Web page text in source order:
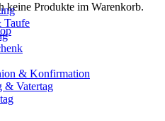
keine Produkte im Warenkorb.
Taufe
& Konfirmation
& Vatertag